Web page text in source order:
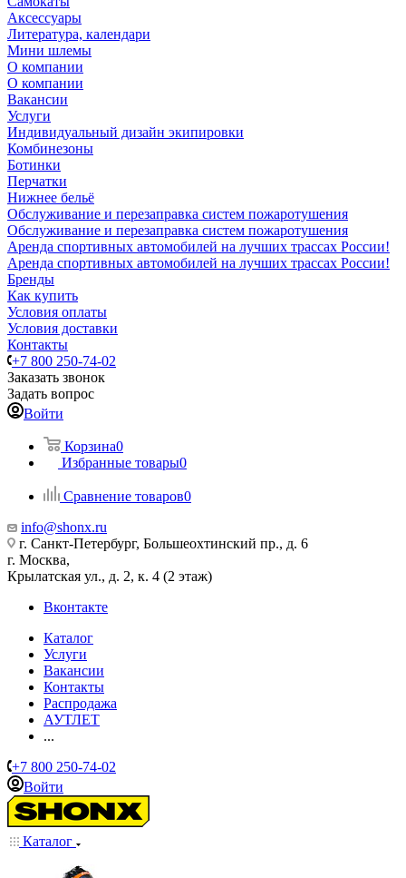
Аксессуары
Литература, календари
Мини шлемы
О компании
О компании
Вакансии
Услуги
Индивидуальный дизайн экипировки
Комбинезоны
Ботинки
Перчатки
Нижнее бельё
Обслуживание и перезаправка систем пожаротушения
Обслуживание и перезаправка систем пожаротушения
Аренда спортивных автомобилей на лучших трассах России!
Аренда спортивных автомобилей на лучших трассах России!
Бренды
Как купить
Условия оплаты
Условия доставки
Контакты
+7 800 250-74-02
Заказать звонок
Задать вопрос
Войти
Корзина0
Избранные товары0
Сравнение товаров0
info@shonx.ru
г. Санкт-Петербург, Большеохтинский пр., д. 6
г. Москва,
Крылатская ул., д. 2, к. 4 (2 этаж)
Вконтакте
Каталог
Услуги
Вакансии
Контакты
Распродажа
АУТЛЕТ
...
+7 800 250-74-02
Войти
Каталог